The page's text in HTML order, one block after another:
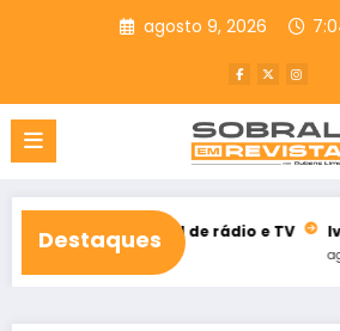
agosto 9, 2026
Destaques
de rádio e TV Ivo Gomes